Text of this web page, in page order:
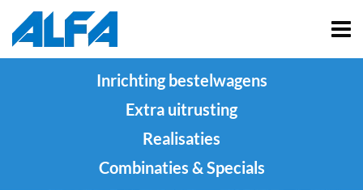
Inrichting bestelwagens
Extra uitrusting
Realisaties
Combinaties & Specials